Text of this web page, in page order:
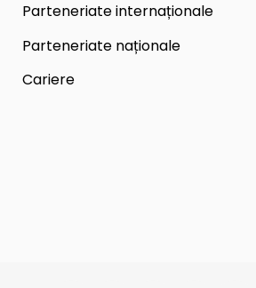
Parteneriate internaționale
Parteneriate naționale
Cariere